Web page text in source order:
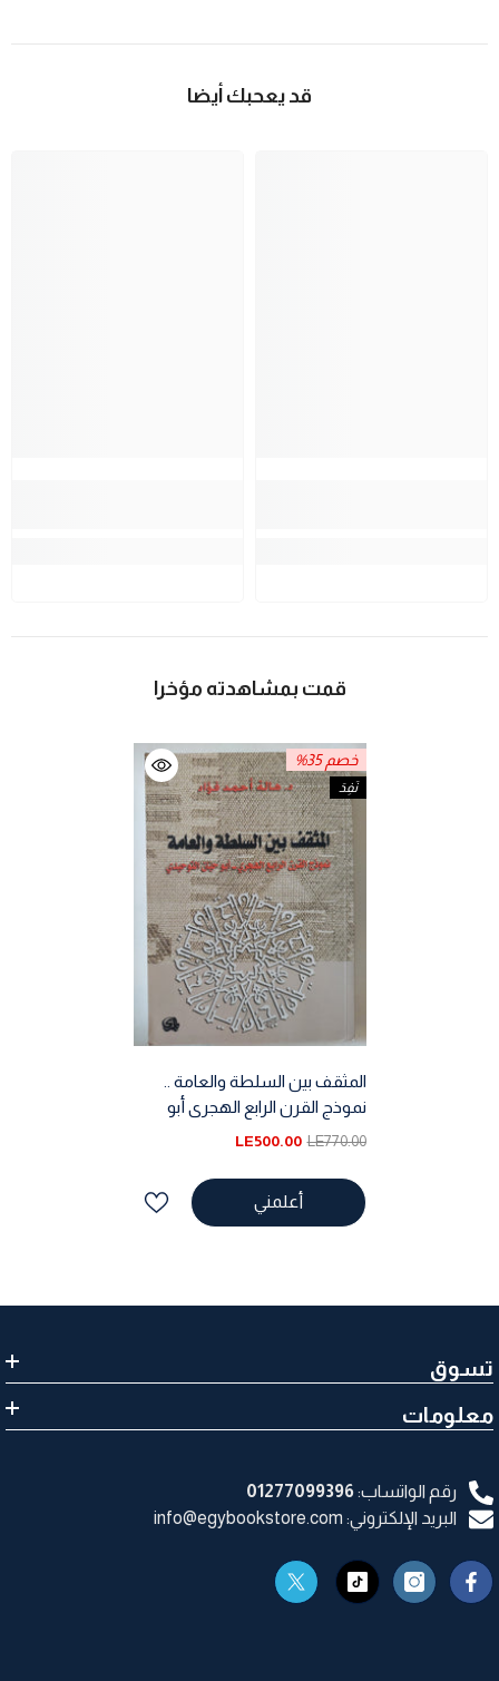
قد يعحبك أيضا
قمت بمشاهدته مؤخرا
خصم 35%
نَفِدَ
المثقف بين السلطة والعامة ..
نموذج القرن الرابع الهجرى أبو
حيان التوحيدى / هالة أحمد فؤاد
LE770.00
LE500.00
أعلمني
تسوق
معلومات
رقم الواتساب:01277099396
البريد الإلكتروني: info@egybookstore.com